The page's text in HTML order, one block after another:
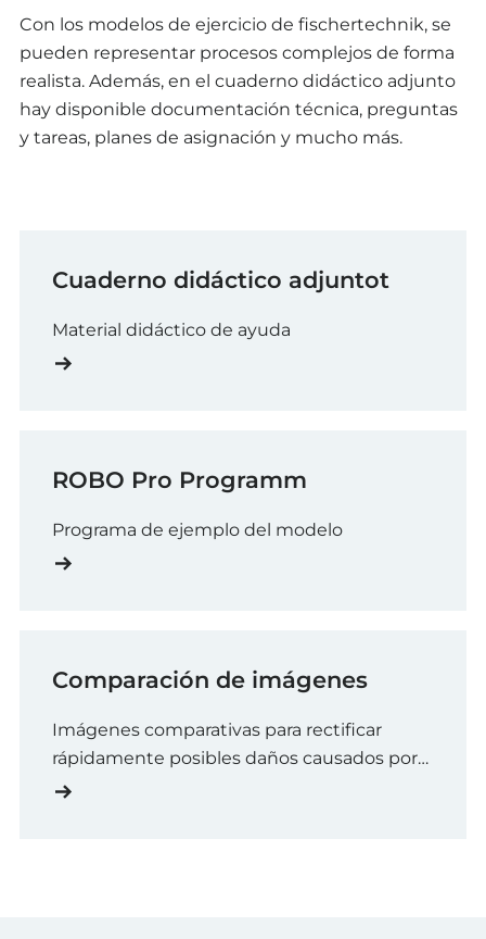
Con los modelos de ejercicio de fischertechnik, se
pueden representar procesos complejos de forma
realista. Además, en el cuaderno didáctico adjunto
hay disponible documentación técnica, preguntas
y tareas, planes de asignación y mucho más.
Cuaderno didáctico adjuntot
Material didáctico de ayuda
ROBO Pro Programm
Programa de ejemplo del modelo
Comparación de imágenes
Imágenes comparativas para rectificar
rápidamente posibles daños causados por
el transporte